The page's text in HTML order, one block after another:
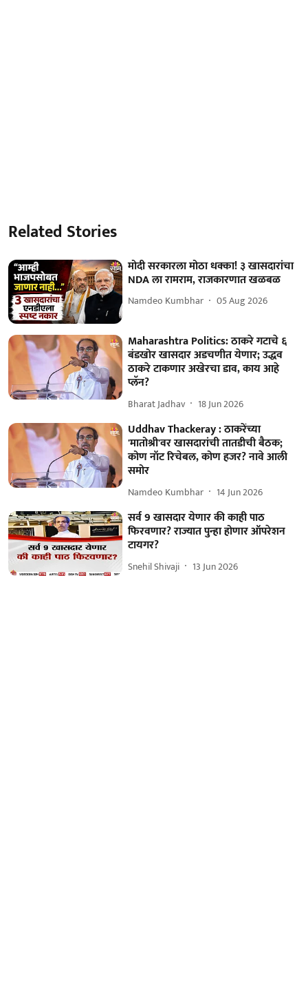
Related Stories
मोदी सरकारला मोठा धक्का! ३ खासदारांचा
NDA ला रामराम, राजकारणात खळबळ
Namdeo Kumbhar 05 Aug 2026
Maharashtra Politics: ठाकरे गटाचे ६
बंडखोर खासदार अडचणीत येणार; उद्धव
ठाकरे टाकणार अखेरचा डाव, काय आहे
प्लॅन?
Bharat Jadhav 18 Jun 2026
Uddhav Thackeray : ठाकरेंच्या
'मातोश्री'वर खासदारांची तातडीची बैठक;
कोण नॉट रिचेबल, कोण हजर? नावे आली
समोर
Namdeo Kumbhar 14 Jun 2026
सर्व 9 खासदार येणार की काही पाठ
फिरवणार? राज्यात पुन्हा होणार ऑपरेशन
टायगर?
Snehil Shivaji 13 Jun 2026